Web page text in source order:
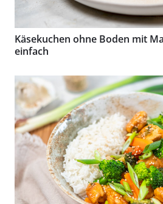
Käsekuchen ohne Boden mit
einfach